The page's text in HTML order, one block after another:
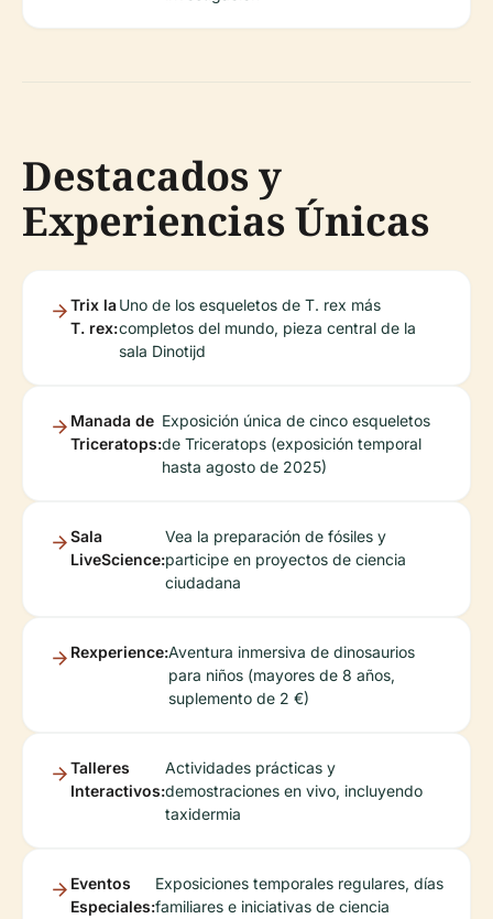
Destacados y
Experiencias Únicas
Trix la
T. rex:
Uno de los esqueletos de T. rex más
completos del mundo, pieza central de la
sala Dinotijd
Manada de
Triceratops:
Exposición única de cinco esqueletos
de Triceratops (exposición temporal
hasta agosto de 2025)
Sala
LiveScience:
Vea la preparación de fósiles y
participe en proyectos de ciencia
ciudadana
Rexperience:Aventura inmersiva de dinosaurios
para niños (mayores de 8 años,
suplemento de 2 €)
Talleres
Interactivos:
Actividades prácticas y
demostraciones en vivo, incluyendo
taxidermia
Eventos
Especiales:
Exposiciones temporales regulares, días
familiares e iniciativas de ciencia